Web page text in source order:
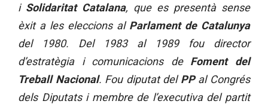
i Solidaritat Catalana, que es presentà sense
èxit a les eleccions al Parlament de Catalunya
del 1980. Del 1983 al 1989 fou director
d’estratègia i comunicacions de Foment del
Treball Nacional. Fou diputat delPPal Congrés
dels Diputats i membre de l’executiva del partit